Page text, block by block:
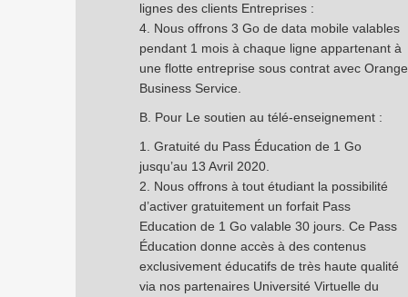
lignes des clients Entreprises :
4. Nous offrons 3 Go de data mobile valables
pendant 1 mois à chaque ligne appartenant à
une flotte entreprise sous contrat avec Orange
Business Service.
B. Pour Le soutien au télé-enseignement :
1. Gratuité du Pass Éducation de 1 Go
jusqu’au 13 Avril 2020.
2. Nous offrons à tout étudiant la possibilité
d’activer gratuitement un forfait Pass
Education de 1 Go valable 30 jours. Ce Pass
Éducation donne accès à des contenus
exclusivement éducatifs de très haute qualité
via nos partenaires Université Virtuelle du